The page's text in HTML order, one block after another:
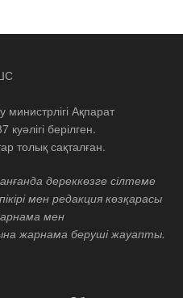
Ақпарат
берілген.
толық сақталған.
дереккөзге сілтеме
мен редакция көзқарасы
мен
жарнама беруші жауапты.